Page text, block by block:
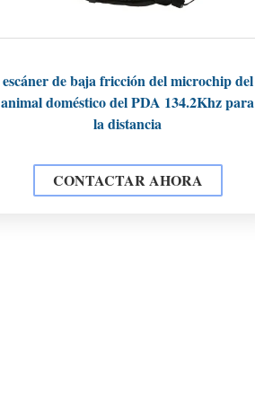
escáner de baja fricción del microchip del
animal doméstico del PDA 134.2Khz para
la distancia
CONTACTAR AHORA